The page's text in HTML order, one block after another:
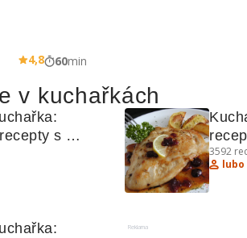
4,8 60min
v kuchařkách
s
masem a koláči
3592
lubo
Reklama